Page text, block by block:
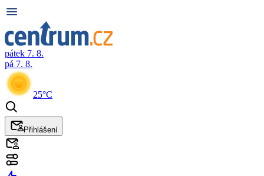
pátek 7. 8.
pá 7. 8.
25°C
Přihlášení